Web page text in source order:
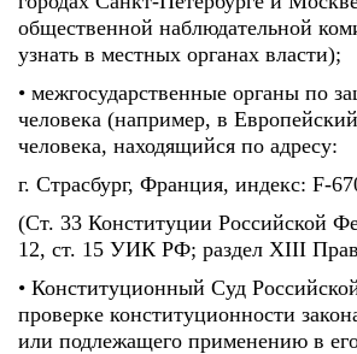
общественной наблюдательной
узнать в местных органах власти);
• межгосударственные органы по
человека (например, в
человека, находящийся по адресу:
г. Страсбург, Франция, индекс: F-
(Ст. 33 Конституции Российской
12, ст. 15 УИК РФ; раздел XIII
• Конституционный Суд
проверке конституционности
или подлежащего применению в